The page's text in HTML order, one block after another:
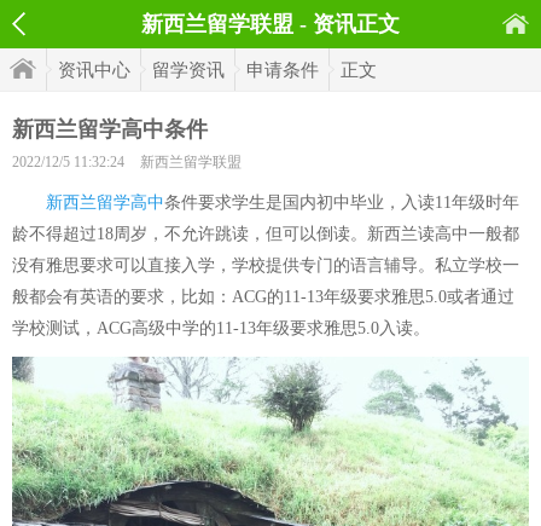
新西兰留学联盟 - 资讯正文
资讯中心 留学资讯 申请条件 正文
新西兰留学高中条件
2022/12/5 11:32:24 新西兰留学联盟
新西兰留学高中条件要求学生是国内初中毕业，入读11年级时年
龄不得超过18周岁，不允许跳读，但可以倒读。新西兰读高中一般都
没有雅思要求可以直接入学，学校提供专门的语言辅导。私立学校一
般都会有英语的要求，比如：ACG的11-13年级要求雅思5.0或者通过
学校测试，ACG高级中学的11-13年级要求雅思5.0入读。